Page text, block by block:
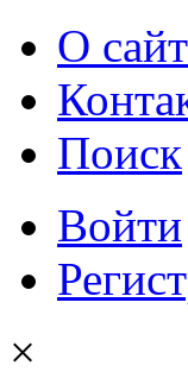
О
Поиск
Войти
×